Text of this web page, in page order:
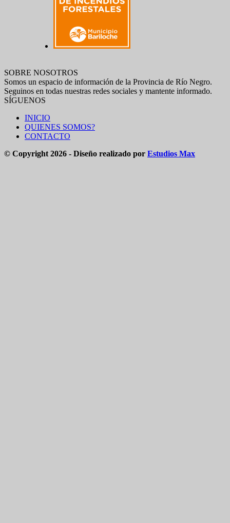
SOBRE NOSOTROS
Somos un espacio de información de la Provincia de Río Negro.
Seguinos en todas nuestras redes sociales y mantente informado.
SÍGUENOS
INICIO
QUIENES SOMOS?
CONTACTO
© Copyright 2026 - Diseño realizado por Estudios Max